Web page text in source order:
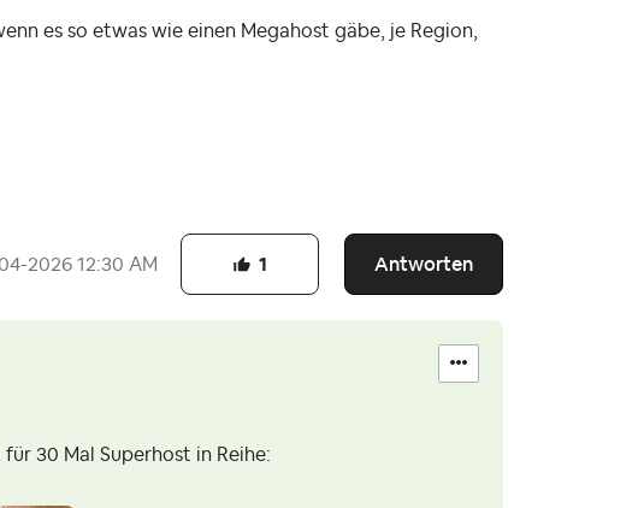
es so etwas wie einen Megahost gäbe, je Region,
2026 12:30 AM Antworten
1
30 Mal Superhost in Reihe: